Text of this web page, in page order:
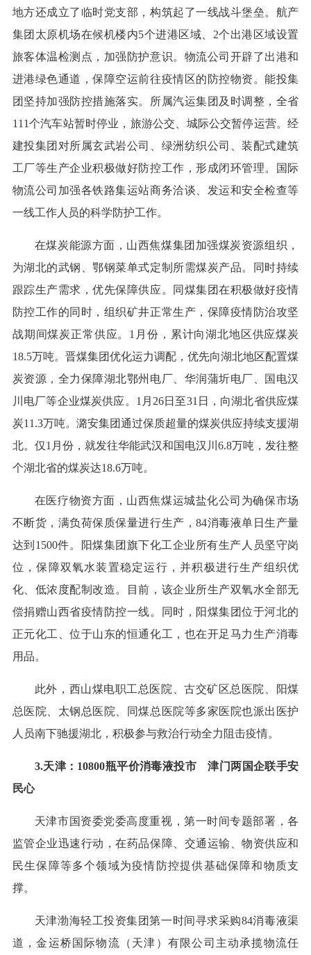
地方还成立了临时党支部，构筑起了一线战斗堡垒。航产
集团太原机场在候机楼内5个进港区域、2个出港区域设置
旅客体温检测点，加强防护意识。物流公司开辟了出港和
进港绿色通道，保障空运前往疫情区的防控物资。能投集
团坚持加强防控措施落实。所属汽运集团及时调整，全省
111个汽车站暂时停业，旅游公交、城际公交暂停运营。经
建投集团对所属玄武岩公司、绿洲纺织公司、装配式建筑
工厂等生产企业积极做好防控工作，形成闭环管理。国际
物流公司加强各铁路集运站商务洽谈、发运和安全检查等
一线工作人员的科学防护工作。
在煤炭能源方面，山西焦煤集团加强煤炭资源组织，
为湖北的武钢、鄂钢菜单式定制所需煤炭产品。同时持续
跟踪生产需求，优先保障供应。同煤集团在积极做好疫情
防控工作的同时，组织矿井正常生产，保障疫情防治攻坚
战期间煤炭正常供应。1月份，累计向湖北地区供应煤炭
18.5万吨。晋煤集团优化运力调配，优先向湖北地区配置煤
炭资源，全力保障湖北鄂州电厂、华润蒲圻电厂、国电汉
川电厂等企业煤炭供应。1月26日至31日，向湖北省供应煤
炭11.3万吨。潞安集团通过保质超量的煤炭供应持续支援湖
北。仅1月份，就发往华能武汉和国电汉川6.8万吨，发往整
个湖北省的煤炭达18.6万吨。
在医疗物资方面，山西焦煤运城盐化公司为确保市场
不断货，满负荷保质保量进行生产，84消毒液单日生产量
达到1500件。阳煤集团旗下化工企业所有生产人员坚守岗
位，保障双氧水装置稳定运行，并积极进行生产组织优
化、低浓度配制改造。目前，该企业所生产双氧水全部无
偿捐赠山西省疫情防控一线。同时，阳煤集团位于河北的
正元化工、位于山东的恒通化工，也在开足马力生产消毒
用品。
此外，西山煤电职工总医院、古交矿区总医院、阳煤
总医院、太钢总医院、同煤总医院等多家医院也派出医护
人员南下驰援湖北，积极参与救治行动全力阻击疫情。
3.天津：10800瓶平价消毒液投市 津门两国企联手安
民心
天津市国资委党委高度重视，第一时间专题部署，各
监管企业迅速行动，在药品保障、交通运输、物资供应和
民生保障等多个领域为疫情防控提供基础保障和物质支
撑。
天津渤海轻工投资集团第一时间寻求采购84消毒液渠
道，金运桥国际物流（天津）有限公司主动承揽物流任